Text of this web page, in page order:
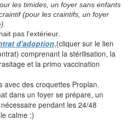
les timides, un foyer sans enfants
(pour les craintifs, un foyer
pas l'extérieur.
d'adoption,(cliquer sur le lien
comprenant la stérilisation, la
et la primo vaccination
avec des croquettes Proplan.
dans un foyer se prépare, un
pendant les 24/48
calme ;)